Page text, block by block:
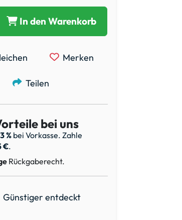
In den Warenkorb
Merken
Teilen
bei uns
3 % bei Vorkasse. Zahle
€.
Rückgaberecht.
Günstiger entdeckt